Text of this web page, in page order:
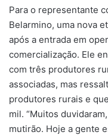
Para o representante
Belarmino, uma nova
após a entrada em
comercialização. Ele
com três produtores
associadas, mas
produtores rurais e
mil. “Muitos
mutirão. Hoje a gente